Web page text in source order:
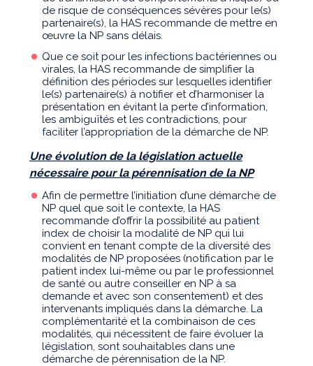
de risque de conséquences sévères pour le(s)
partenaire(s), la HAS recommande de mettre en
œuvre la NP sans délais.
Que ce soit pour les infections bactériennes ou
virales, la HAS recommande de simplifier la
définition des périodes sur lesquelles identifier
le(s) partenaire(s) à notifier et d’harmoniser la
présentation en évitant la perte d’information,
les ambiguïtés et les contradictions, pour
faciliter l’appropriation de la démarche de NP.
Une évolution de la législation actuelle
nécessaire pour la pérennisation de la NP
Afin de permettre l’initiation d’une démarche de
NP quel que soit le contexte, la HAS
recommande d’offrir la possibilité au patient
index de choisir la modalité de NP qui lui
convient en tenant compte de la diversité des
modalités de NP proposées (notification par le
patient index lui-même ou par le professionnel
de santé ou autre conseiller en NP à sa
demande et avec son consentement) et des
intervenants impliqués dans la démarche. La
complémentarité et la combinaison de ces
modalités, qui nécessitent de faire évoluer la
législation, sont souhaitables dans une
démarche de pérennisation de la NP.